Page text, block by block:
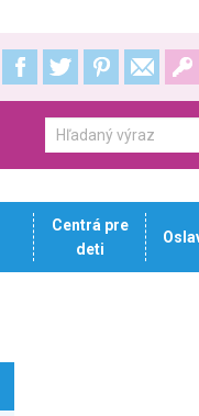
Centrá pre
deti